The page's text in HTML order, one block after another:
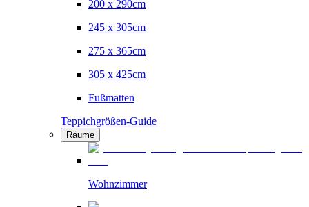
200 x 290cm
245 x 305cm
275 x 365cm
305 x 425cm
Fußmatten
Teppichgrößen-Guide
Räume
Wohnzimmer